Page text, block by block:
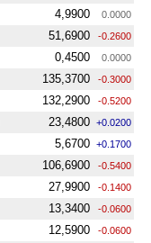
4,9900 0.0000
51,6900 -0.2600
0,4500 0.0000
135,3700 -0.3000
132,2900 -0.5200
23,4800 +0.0200
5,6700 +0.1700
106,6900 -0.5400
27,9900 -0.1400
13,3400 -0.0600
12,5900 -0.0600